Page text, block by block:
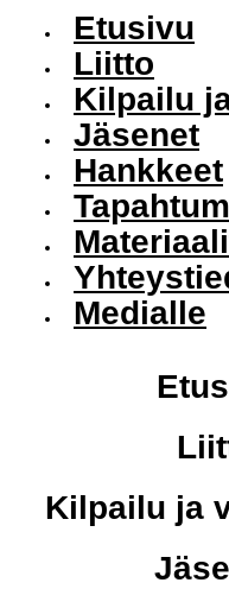
Etusivu
Liitto
Kilpailu
Jäsenet
Hankkeet
Medialle
Kilpailu ja